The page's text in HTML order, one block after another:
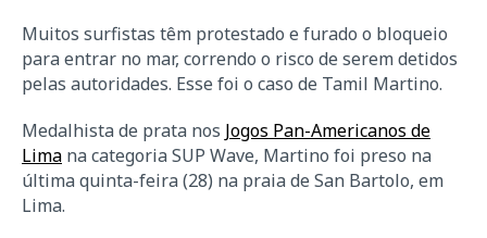
Muitos surfistas têm protestado e furado o bloqueio
para entrar no mar, correndo o risco de serem detidos
pelas autoridades. Esse foi o caso de Tamil Martino.
Medalhista de prata nos Jogos Pan-Americanos de
Lima na categoria SUP Wave, Martino foi preso na
última quinta-feira (28) na praia de San Bartolo, em
Lima.